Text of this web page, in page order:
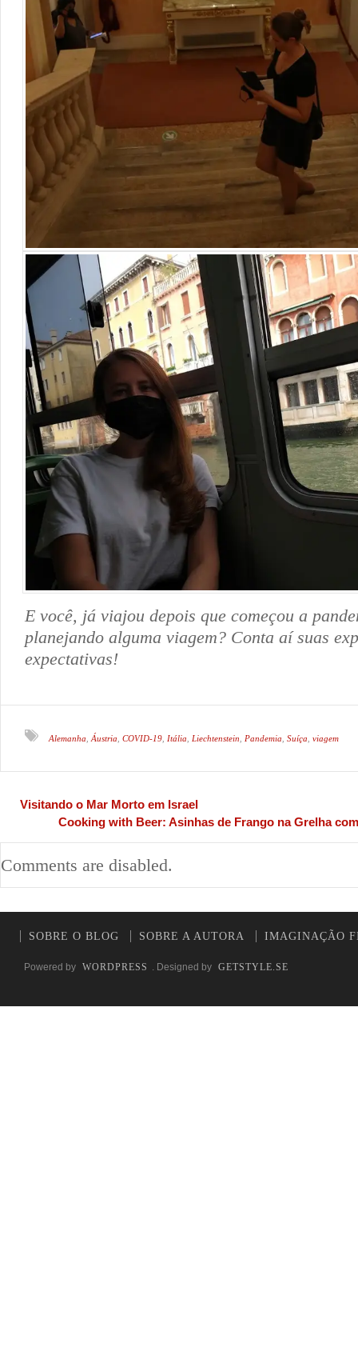
E você, já viajou depois que começou a
planejando alguma viagem? Conta aí suas
expectativas!
Alemanha,Áustria, COVID-19, Itália, Liechtenstein, Pandemia, Suíça, viagem
Visitando o Mar Morto em Israel
Cooking with Beer: Asinhas de Frango na Grelha
Comments are disabled.
SOBRE O BLOG SOBRE A AUTORA IMAGINAÇÃO
Powered by WORDPRESS . Designed by GETSTYLE.SE